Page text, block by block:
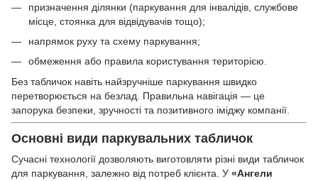
призначення ділянки (паркування для інвалідів, службове
місце, стоянка для відвідувачів тощо);
напрямок руху та схему паркування;
обмеження або правила користування територією.
Без табличок навіть найзручніше паркування швидко
перетворюється на безлад. Правильна навігація — це
запорука безпеки, зручності та позитивного іміджу компанії.
Основні види паркувальних табличок
Сучасні технології дозволяють виготовляти різні види табличок
для паркування, залежно від потреб клієнта. У «Ангели